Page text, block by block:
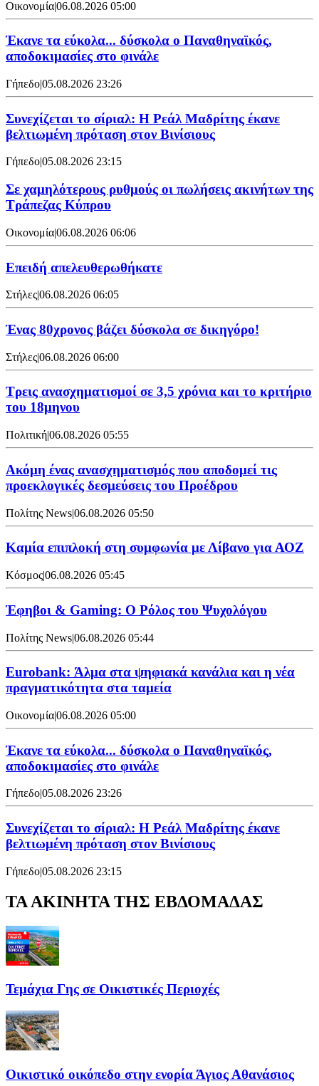
Οικονομία|06.08.2026 05:00
Έκανε τα εύκολα... δύσκολα ο Παναθηναϊκός,
αποδοκιμασίες στο φινάλε
Γήπεδο|05.08.2026 23:26
Συνεχίζεται το σίριαλ: Η Ρεάλ Μαδρίτης έκανε
βελτιωμένη πρόταση στον Βινίσιους
Γήπεδο|05.08.2026 23:15
Σε χαμηλότερους ρυθμούς οι πωλήσεις ακινήτων της
Τράπεζας Κύπρου
Οικονομία|06.08.2026 06:06
Επειδή απελευθερωθήκατε
Στήλες|06.08.2026 06:05
Ένας 80χρονος βάζει δύσκολα σε δικηγόρο!
Στήλες|06.08.2026 06:00
Τρεις ανασχηματισμοί σε 3,5 χρόνια και το κριτήριο
του 18μηνου
Πολιτική|06.08.2026 05:55
Ακόμη ένας ανασχηματισμός που αποδομεί τις
προεκλογικές δεσμεύσεις του Προέδρου
Πολίτης News|06.08.2026 05:50
Καμία επιπλοκή στη συμφωνία με Λίβανο για ΑΟΖ
Κόσμος|06.08.2026 05:45
Έφηβοι & Gaming: Ο Ρόλος του Ψυχολόγου
Πολίτης News|06.08.2026 05:44
Eurobank: Άλμα στα ψηφιακά κανάλια και η νέα
πραγματικότητα στα ταμεία
Οικονομία|06.08.2026 05:00
Έκανε τα εύκολα... δύσκολα ο Παναθηναϊκός,
αποδοκιμασίες στο φινάλε
Γήπεδο|05.08.2026 23:26
Συνεχίζεται το σίριαλ: Η Ρεάλ Μαδρίτης έκανε
βελτιωμένη πρόταση στον Βινίσιους
Γήπεδο|05.08.2026 23:15
ΤΑ ΑΚΙΝΗΤΑ ΤΗΣ ΕΒΔΟΜΑΔΑΣ
Τεμάχια Γης σε Οικιστικές Περιοχές
Οικιστικό οικόπεδο στην ενορία Άγιος Αθανάσιος